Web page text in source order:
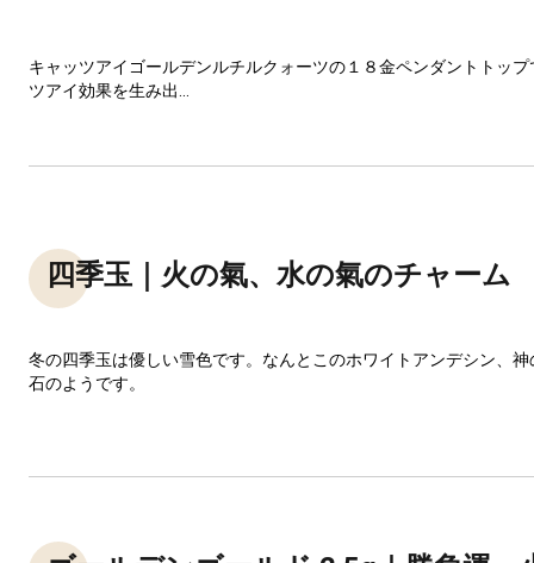
キャッツアイゴールデンルチルクォーツの１８金ペンダントトッ
ツアイ効果を生み出...
四季玉｜火の氣、水の氣のチャーム
冬の四季玉は優しい雪色です。なんとこのホワイトアンデシン、
石のようです。